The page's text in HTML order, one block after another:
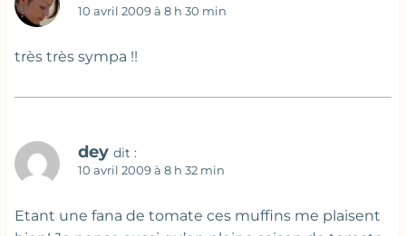
10 avril 2009 à 8 h 30 min
très très sympa !!
dey dit :
10 avril 2009 à 8 h 32 min
Etant une fana de tomate ces muffins me plaisent